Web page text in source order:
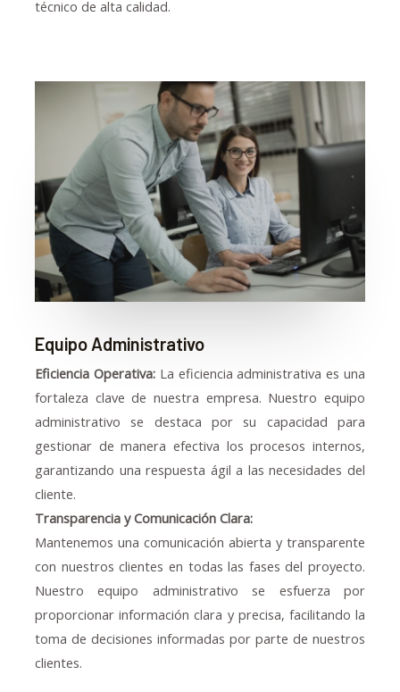
técnico de alta calidad.
Equipo Administrativo
Eficiencia Operativa:La eficiencia administrativa es una
fortaleza clave de nuestra empresa. Nuestro equipo
administrativo se destaca por su capacidad para
gestionar de manera efectiva los procesos internos,
garantizando una respuesta ágil a las necesidades del
cliente.
Transparencia y Comunicación Clara:
Mantenemos una comunicación abierta y transparente
con nuestros clientes en todas las fases del proyecto.
Nuestro equipo administrativo se esfuerza por
proporcionar información clara y precisa, facilitando la
toma de decisiones informadas por parte de nuestros
clientes.